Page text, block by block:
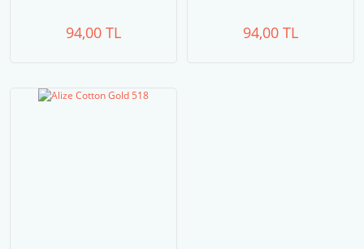
94,00 TL 94,00 TL